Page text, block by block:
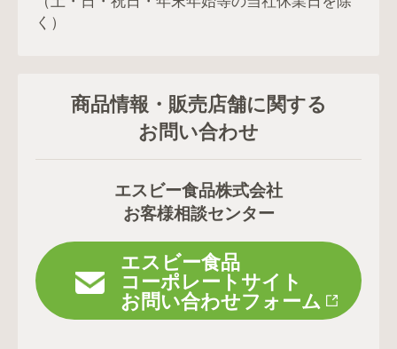
く）
商品情報・販売店舗に関する
お問い合わせ
エスビー食品株式会社
お客様相談センター
エスビー食品
コーポレートサイト
お問い合わせフォーム